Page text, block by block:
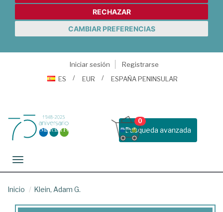
RECHAZAR
CAMBIAR PREFERENCIAS
Iniciar sesión
Registrarse
ES
EUR ESPAÑA PENINSULAR
Busqueda avanzada
0
Toggle navigation
Inicio Klein, Adam G.